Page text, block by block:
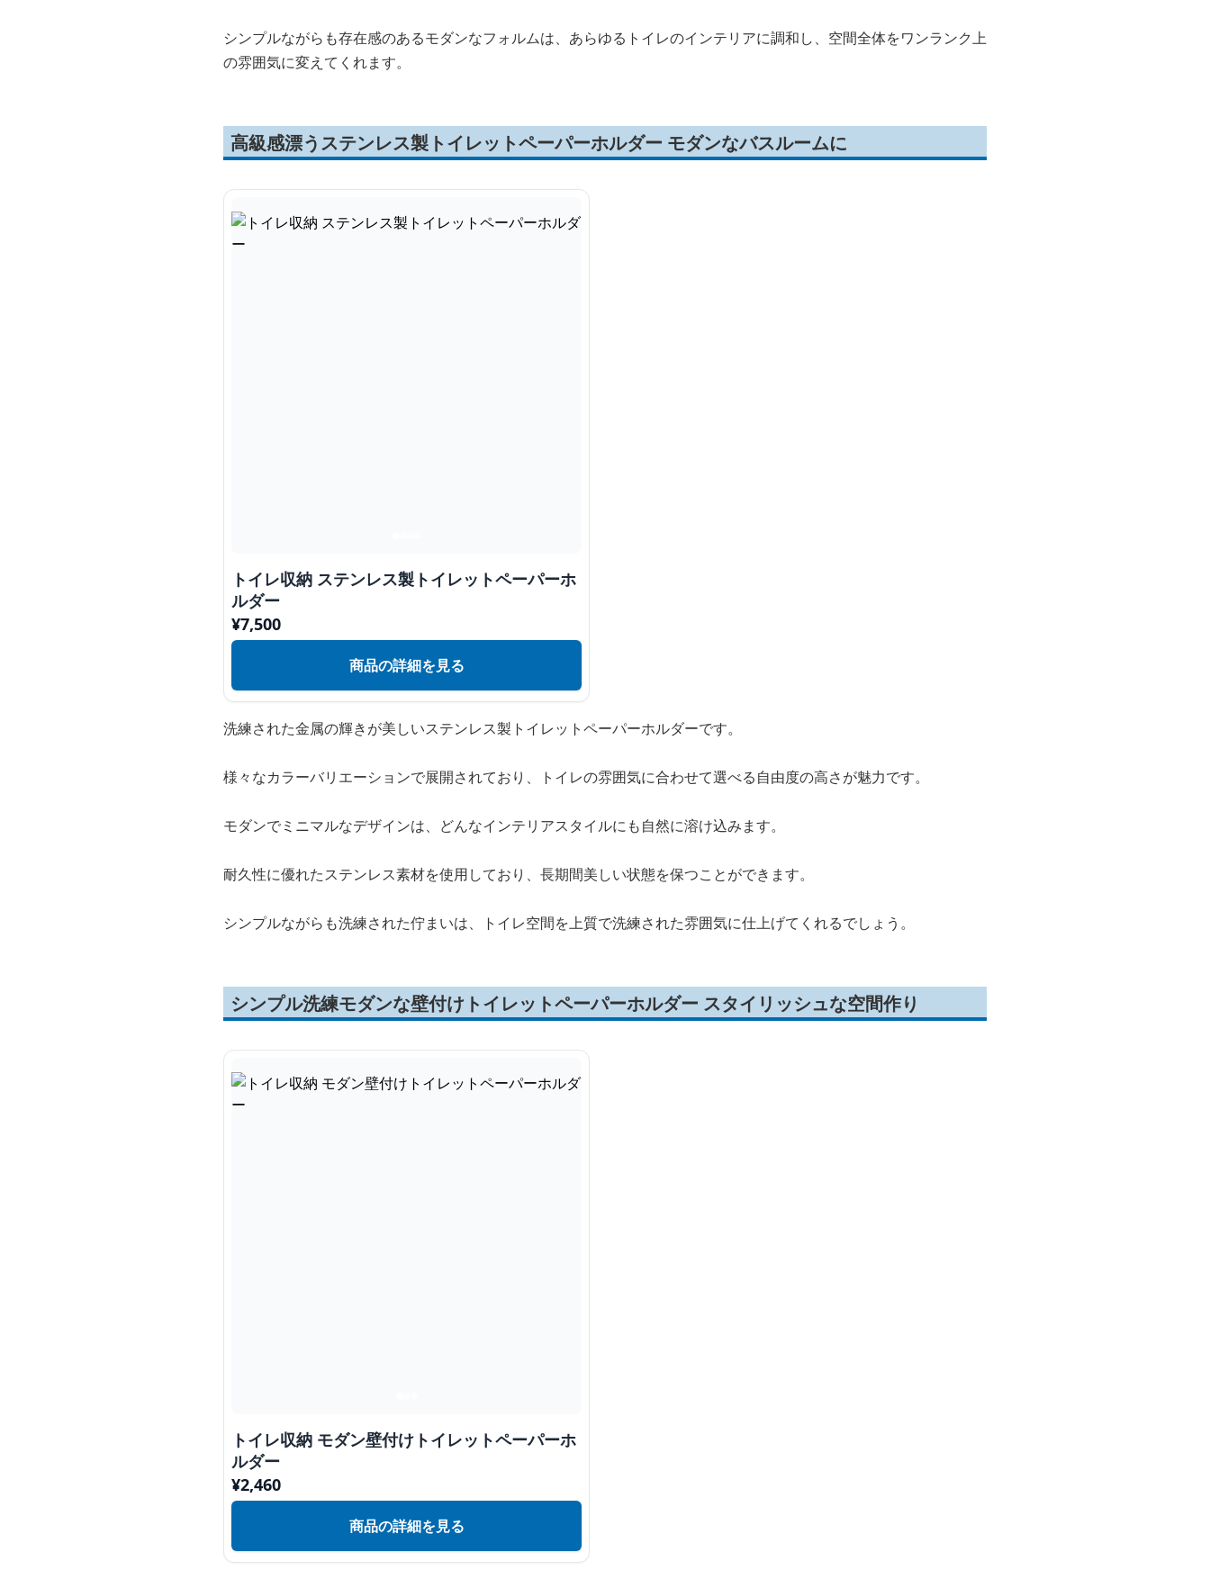
シンプルながらも存在感のあるモダンなフォルムは、あらゆるトイレのインテリアに調和し、空間全体をワンランク上
の雰囲気に変えてくれます。
高級感漂うステンレス製トイレットペーパーホルダー モダンなバスルームに
トイレ収納 ステンレス製トイレットペーパーホ
ルダー
¥7,500
商品の詳細を見る
洗練された金属の輝きが美しいステンレス製トイレットペーパーホルダーです。
様々なカラーバリエーションで展開されており、トイレの雰囲気に合わせて選べる自由度の高さが魅力です。
モダンでミニマルなデザインは、どんなインテリアスタイルにも自然に溶け込みます。
耐久性に優れたステンレス素材を使用しており、長期間美しい状態を保つことができます。
シンプルながらも洗練された佇まいは、トイレ空間を上質で洗練された雰囲気に仕上げてくれるでしょう。
シンプル洗練モダンな壁付けトイレットペーパーホルダー スタイリッシュな空間作り
トイレ収納 モダン壁付けトイレットペーパーホ
ルダー
¥2,460
商品の詳細を見る